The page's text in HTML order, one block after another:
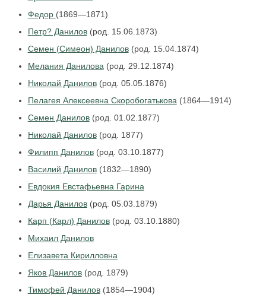
Федор (1869—1871)
Петр? Данилов(род. 15.06.1873)
Семен (Симеон) Данилов(род. 15.04.1874)
Мелания Данилова(род. 29.12.1874)
Николай Данилов(род. 05.05.1876)
Пелагея Алексеевна Скоробогатькова(1864—1914)
Семен Данилов(род. 01.02.1877)
Николай Данилов(род. 1877)
Филипп Данилов(род. 03.10.1877)
Василий Данилов(1832—1890)
Евдокия Евстафьевна Гарина
Дарья Данилов(род. 05.03.1879)
Карп (Карл) Данилов(род. 03.10.1880)
Михаил Данилов
Елизавета Кирилловна
Яков Данилов(род. 1879)
Тимофей Данилов(1854—1904)